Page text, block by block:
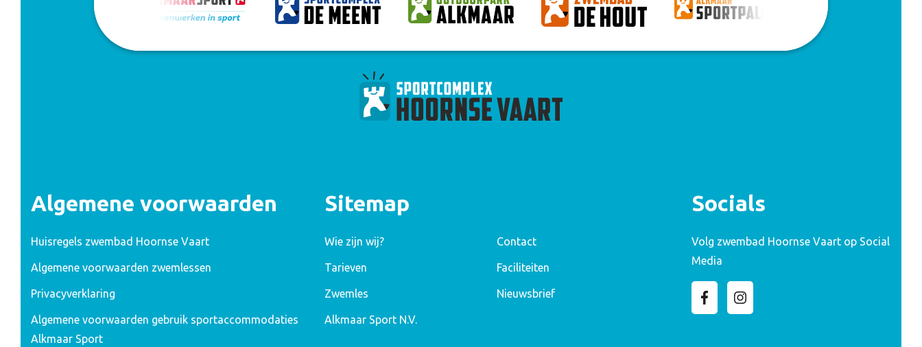
Algemene voorwaarden
Huisregels zwembad Hoornse Vaart
Algemene voorwaarden zwemlessen
Privacyverklaring
Algemene voorwaarden gebruik sportaccommodaties
Alkmaar Sport
Sitemap
Wie zijn wij? Contact
Tarieven Faciliteiten
Zwemles Nieuwsbrief
Alkmaar Sport N.V.
Socials
Volg zwembad Hoornse Vaart op Social
Media